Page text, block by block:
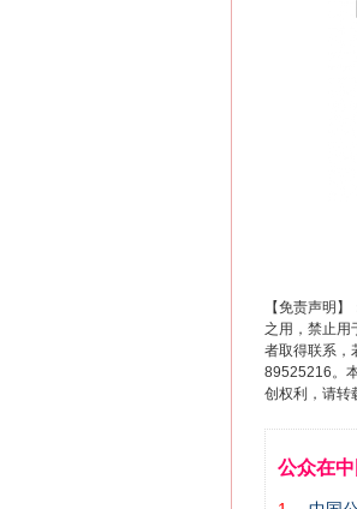
【免责声明
之用，禁止用
者取得联系，
89525216。
创权利，请转
公众在